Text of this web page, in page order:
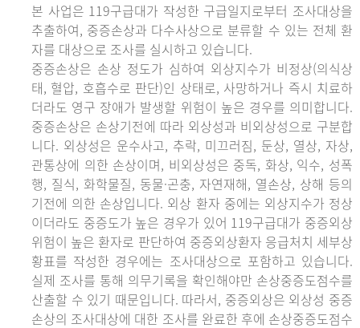
본 사업은 119구급대가 작성한 구급일지로부터 조사대상을
추출하여, 중증손상과 다수사상으로 분류할 수 있는 전체 환
자를 대상으로 조사를 실시하고 있습니다.
중증손상은 손상 정도가 심하여 외상지수가 비정상(의식상
태, 혈압, 호흡수로 판단)인 상태로, 사망하거나 즉시 치료하
더라도 영구 장애가 발생할 위험이 높은 경우를 의미합니다.
중증손상은 손상기전에 따라 외상성과 비외상성으로 구분합
니다. 외상성은 운수사고, 추락, 미끄러짐, 둔상, 열상, 자상,
관통상에 의한 손상이며, 비외상성은 중독, 화상, 익수, 성폭
행, 질식, 화학물질, 동물·곤충, 자연재해, 열손상, 상해 등의
기전에 의한 손상입니다. 외상 환자 중에는 외상지수가 정상
이더라도 중증도가 높은 경우가 있어 119구급대가 중증외상
위험이 높은 환자로 판단하여 중증외상환자 응급처치 세부상
황표를 작성한 경우에는 조사대상으로 포함하고 있습니다.
실제 조사를 통해 의무기록을 확인해야만 손상중증도점수를
산출할 수 있기 때문입니다. 따라서, 중증외상은 외상성 중증
손상의 조사대상에 대한 조사를 완료한 후에 손상중증도점수